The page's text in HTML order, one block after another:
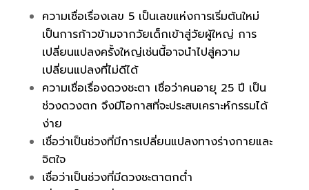
ความเชื่อเรื่องเลข 5 เป็นเลขแห่งการเริ่มต้นใหม่
เป็นการก้าวข้ามจากวัยเด็กเข้าสู่วัยผู้ใหญ่ การ
เปลี่ยนแปลงครั้งใหญ่เช่นนี้อาจนำไปสู่ความ
เปลี่ยนแปลงที่ไม่ดีได้
ความเชื่อเรื่องดวงชะตา เชื่อว่าคนอายุ 25 ปี เป็น
ช่วงดวงตก จึงมีโอกาสที่จะประสบเคราะห์กรรมได้
ง่าย
เชื่อว่าเป็นช่วงที่มีการเปลี่ยนแปลงทางร่างกายและ
จิตใจ
เชื่อว่าเป็นช่วงที่มีดวงชะตาตกต่ำ